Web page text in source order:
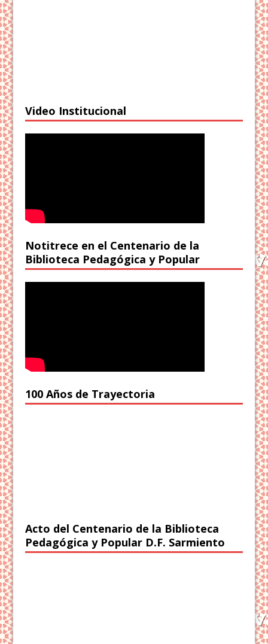
Video Institucional
Notitrece en el Centenario de la
Biblioteca Pedagógica y Popular
100 Años de Trayectoria
Acto del Centenario de la Biblioteca
Pedagógica y Popular D.F. Sarmiento